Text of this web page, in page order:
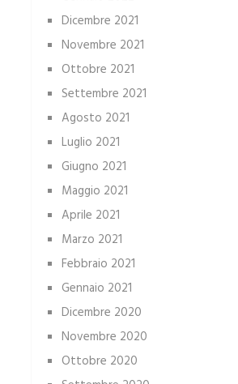
Dicembre 2021
Novembre 2021
Ottobre 2021
Settembre 2021
Agosto 2021
Luglio 2021
Giugno 2021
Maggio 2021
Aprile 2021
Marzo 2021
Febbraio 2021
Gennaio 2021
Dicembre 2020
Novembre 2020
Ottobre 2020